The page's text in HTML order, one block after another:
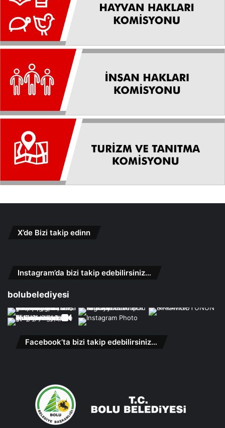
X’de Bizi takip edinn
Instagram’da bizi takip edebilirsiniz…
bolubelediyesi
Facebook’ta bizi takip edebilirsiniz…